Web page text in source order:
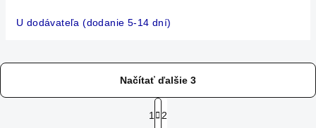
U dodávateľa (dodanie 5-14 dní)
Načítať ďalšie 3
S
t
1 2